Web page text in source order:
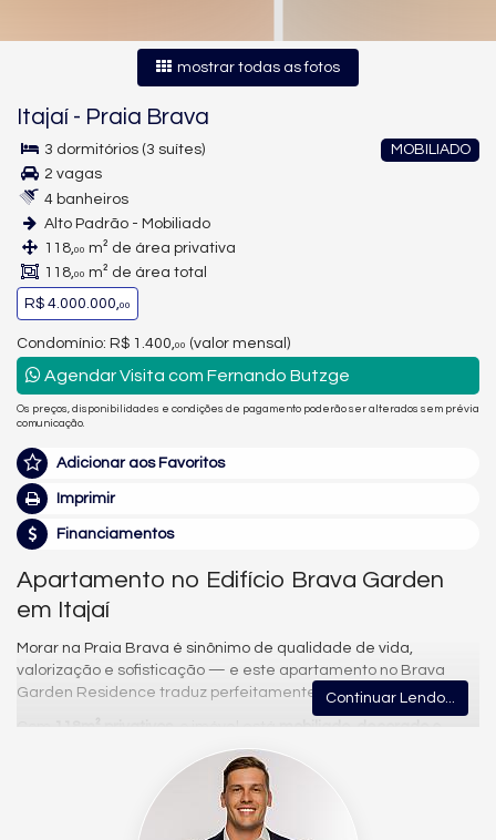
mostrar todas as fotos
Itajaí - Praia Brava
MOBILIADO
3 dormitórios (3 suítes)
2 vagas
4 banheiros
Alto Padrão - Mobiliado
118,00 m² de área privativa
118,00 m² de área total
R$ 4.000.000,00
Condomínio: R$ 1.400, 00 (valor mensal)
Agendar Visita com Fernando Butzge
Os preços, disponibilidades e condições de pagamento poderão ser alterados sem prévia
comunicação.
Adicionar aos Favoritos
Imprimir
Financiamentos
Apartamento no Edifício Brava Garden
em Itajaí
Morar na Praia Brava é sinônimo de qualidade de vida,
valorização e sofisticação — e este apartamento no Brava
Garden Residence traduz perfeitamente esse estilo de vida.
Com 118m² privativos , o imóvel está
mobiliado, decorado e
, pronto para morar. Sua planta moderna valoriza o
conforto e a integração dos ambientes, com um living social
amplo conectado à cozinha, ideal para quem gosta de
praticidade e momentos de convivência.
Continuar Lendo...